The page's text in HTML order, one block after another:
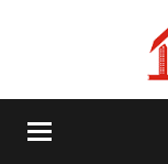
Toggle